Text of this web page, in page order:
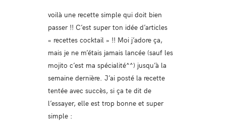
voilà une recette simple qui doit bien
passer !! C’est super ton idée d’articles
« recettes cocktail » !! Moi j’adore ça,
mais je ne m’étais jamais lancée (sauf les
mojito c’est ma spécialité^^) jusqu’à la
semaine dernière. J’ai posté la recette
tentée avec succès, si ça te dit de
l’essayer, elle est trop bonne et super
simple :